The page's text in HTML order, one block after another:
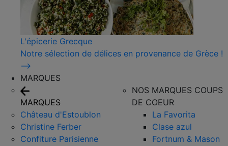
L'épicerie Grecque
Notre sélection de délices en provenance de Grèce !
⟶
MARQUES
MARQUES
Château d'Estoublon
Christine Ferber
Confiture Parisienne
NOS MARQUES COUPS
DE COEUR
La Favorita
Clase azul
Fortnum & Mason